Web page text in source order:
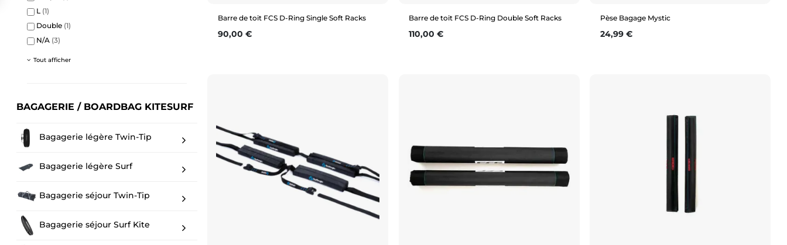
L (1)
Double (1)
N/A (3)
Tout afficher
BAGAGERIE / BOARDBAG KITESURF
Bagagerie légère Twin-Tip
Bagagerie légère Surf
Bagagerie séjour Twin-Tip
Bagagerie séjour Surf Kite
Barre de toit FCS D-Ring Single Soft Racks
Prix
90,00 €
Barre de toit FCS D-Ring Double Soft Racks
Prix
110,00 €
Pèse Bagage Mystic
Prix
24,99 €